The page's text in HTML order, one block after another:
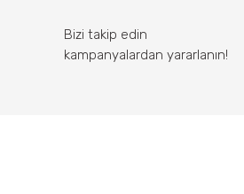
Bizi takip edin
kampanyalardan yararlanın!